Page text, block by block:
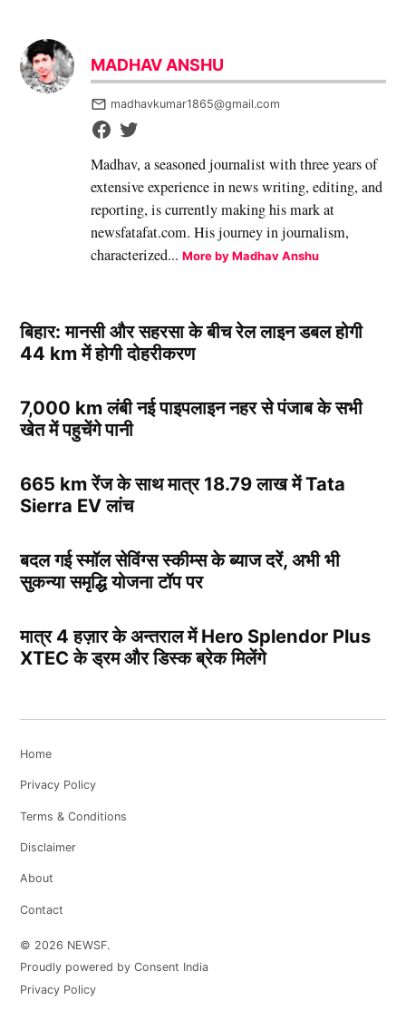
MADHAV ANSHU
madhavkumar1865@gmail.com
Madhav, a seasoned journalist with three years of
extensive experience in news writing, editing, and
reporting, is currently making his mark at
newsfatafat.com. His journey in journalism,
characterized...More by Madhav Anshu
बिहार: मानसी और सहरसा के बीच रेल लाइन डबल होगी
44 km में होगी दोहरीकरण
7,000 km लंबी नई पाइपलाइन नहर से पंजाब के सभी
खेत में पहुचेंगे पानी
665 km रेंज के साथ मात्र 18.79 लाख में Tata
Sierra EV लांच
बदल गई स्मॉल सेविंग्स स्कीम्स के ब्याज दरें, अभी भी
सुकन्या समृद्धि योजना टॉप पर
मात्र 4 हज़ार के अन्तराल में Hero Splendor Plus
XTEC के ड्रम और डिस्क ब्रेक मिलेंगे
Home
Privacy Policy
Terms & Conditions
Disclaimer
About
Contact
© 2026 NEWSF.
Proudly powered by Consent India
Privacy Policy